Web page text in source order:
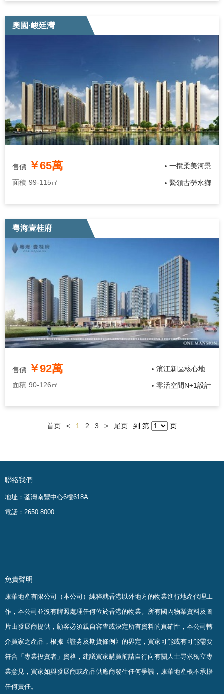
奧園·峻廷灣
售價 ￥65萬
面積 99-115㎡
• 一攬柔美河景
• 緊領古勞水鄉
粵海壹桂府
售價 ￥92萬
面積 90-126㎡
• 濱江新區核心地
• 零活空間N+1設計
首页 < 1 2 3 > 尾页 到 第 页
聯絡我們
地址：荃灣南豐中心6樓618A
電話：2650 8000
免責聲明
康華地產有限公司（本公司）純粹就香港以外地方的物業進行地產代理工
作，本公司並沒有牌照處理任何位於香港的物業。 所有國內物業資料及圖
片由發展商提供，顧客必須親自審查或決定所有資料的真確性 ， 本公司轉
介買家之產品，根據《證劵及期貨條例》的界定，買家可能或有可能需要
符合「專業投資者」資格，建議買家購買前請自行向有關人士尋求獨立專
業意見，買家如與發展商或產品供應商發生任何爭議，康華地產概不承擔
任何責任。